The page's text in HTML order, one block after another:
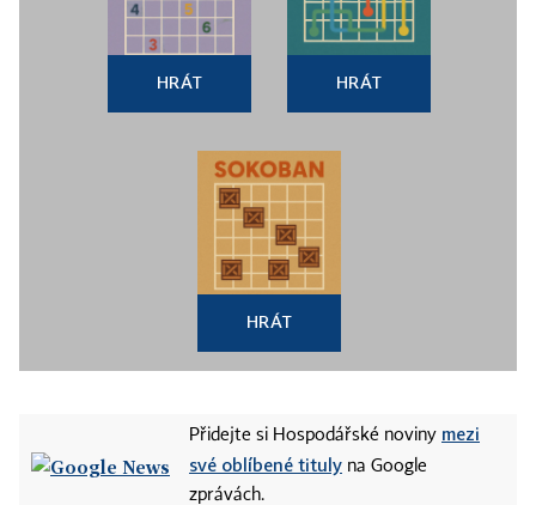
HRÁT HRÁT
HRÁT
Přidejte si Hospodářské noviny mezi
své oblíbené tituly na Google
zprávách.